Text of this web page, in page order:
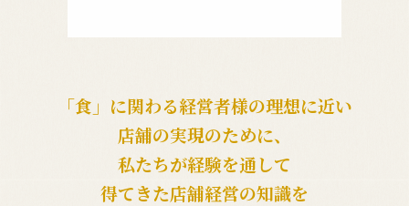
「食」に関わる経営者様の理想に近い
店舗の実現のために、
私たちが経験を通して
得てきた店舗経営の知識を